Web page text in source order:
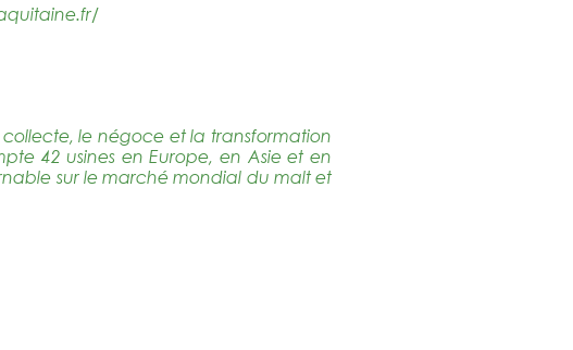
le négoce et la transformation
42 usines en Europe, en Asie et en
sur le marché mondial du malt et